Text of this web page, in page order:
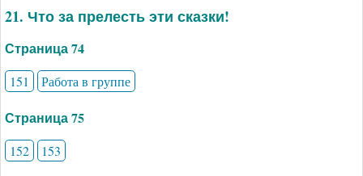
21. Что за прелесть эти сказки!
Страница 74
151 Работа в группе
Страница 75
152 153